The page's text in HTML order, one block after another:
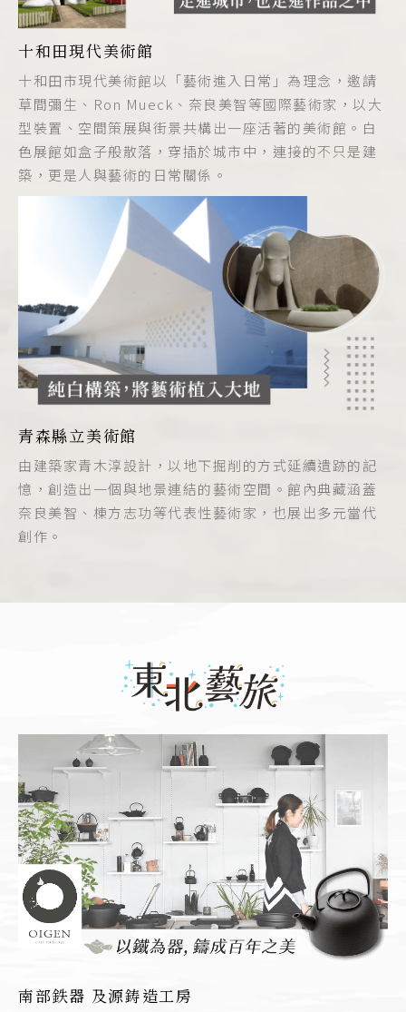
十和田現代美術館
十和田市現代美術館以「藝術進入日常」為理念，邀請
草間彌生、Ron Mueck、奈良美智等國際藝術家，以大
型裝置、空間策展與街景共構出一座活著的美術館。白
色展館如盒子般散落，穿插於城市中，連接的不只是建
築，更是人與藝術的日常關係。
青森縣立美術館
由建築家青木淳設計，以地下掘削的方式延續遺跡的記
憶，創造出一個與地景連結的藝術空間。館內典藏涵蓋
奈良美智、棟方志功等代表性藝術家，也展出多元當代
創作。
南部鉄器 及源鋳造工房